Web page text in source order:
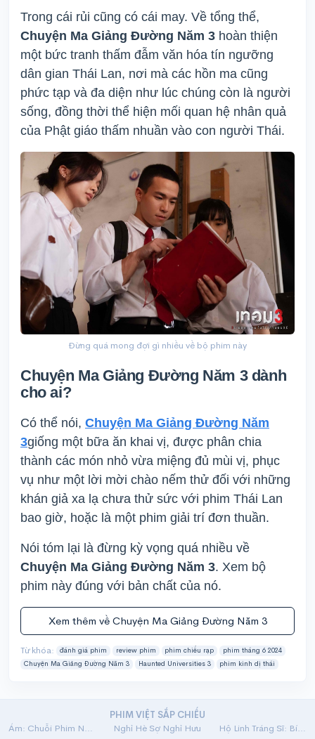
Trong cái rủi cũng có cái may. Về tổng thể,
Chuyện Ma Giảng Đường Năm 3 hoàn thiện
một bức tranh thấm đẫm văn hóa tín ngưỡng
dân gian Thái Lan, nơi mà các hồn ma cũng
phức tạp và đa diện như lúc chúng còn là người
sống, đồng thời thể hiện mối quan hệ nhân quả
của Phật giáo thấm nhuần vào con người Thái.
Đừng quá mong đợi gì nhiều về bộ phim này
Chuyện Ma Giảng Đường Năm 3 dành
cho ai?
Có thể nói, Chuyện Ma Giảng Đường Năm
3giống một bữa ăn khai vị, được phân chia
thành các món nhỏ vừa miệng đủ mùi vị, phục
vụ như một lời mời chào nếm thử đối với những
khán giả xa lạ chưa thử sức với phim Thái Lan
bao giờ, hoặc là một phim giải trí đơn thuần.
Nói tóm lại là đừng kỳ vọng quá nhiều về
Chuyện Ma Giảng Đường Năm 3. Xem bộ
phim này đúng với bản chất của nó.
Xem thêm về Chuyện Ma Giảng Đường Năm 3
Từ khóa: đánh giá phim review phim phim chiếu rạp
phim tháng 6 2024
Chuyện Ma Giảng Đường Năm 3
Haunted Universities 3 phim kinh dị thái
PHIM VIỆT SẮP CHIẾU
Ám: Chuỗi Phim Ngắn Linh Dị
Nghỉ Hè Sợ Nghỉ Hưu
Hộ Linh Tráng Sĩ: Bí Ẩn Mộ Vua Đinh